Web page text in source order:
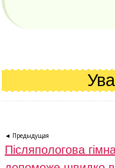
◄ Предыдущая
Післяпологова